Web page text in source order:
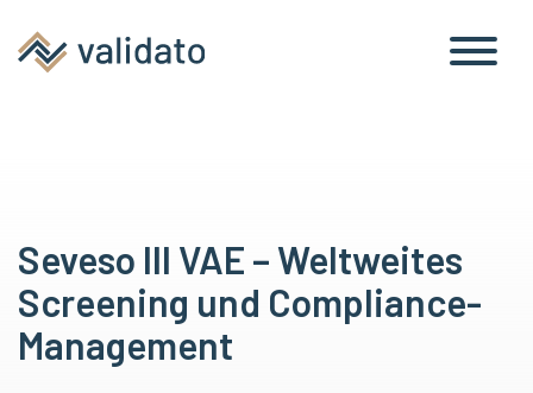
Seveso III VAE – Weltweites
Screening und Compliance-
Management